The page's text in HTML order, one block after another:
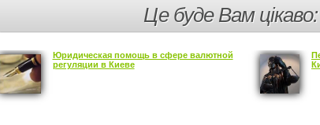
Це буде Вам цікаво:
Юридическая помощь в сфере валютной
регуляции в Киеве